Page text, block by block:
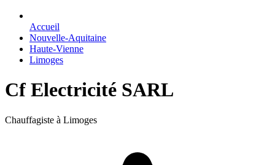
Accueil
Nouvelle-Aquitaine
Haute-Vienne
Limoges
Cf Electricité SARL
Chauffagiste à Limoges